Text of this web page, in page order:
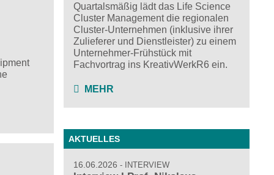
Quartalsmäßig lädt das Life Science
Cluster Management die regionalen
Cluster-Unternehmen (inklusive ihrer
Zulieferer und Dienstleister) zu einem
Unternehmer-Frühstück mit
Fachvortrag ins KreativWerkR6 ein.
MEHR
AKTUELLES
16.06.2026 INTERVIEW